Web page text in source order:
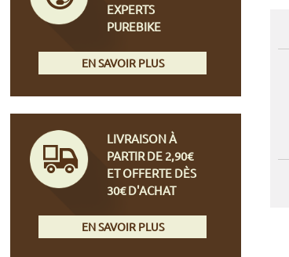
EXPERTS
PUREBIKE
EN SAVOIR PLUS
LIVRAISON À
PARTIR DE 2,90€
ET OFFERTE DÈS
30€ D'ACHAT
EN SAVOIR PLUS